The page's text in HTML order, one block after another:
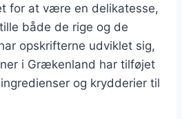
for at være en delikatesse,
både de rige og de
opskrifterne udviklet sig,
i Grækenland har tilføjet
og krydderier til